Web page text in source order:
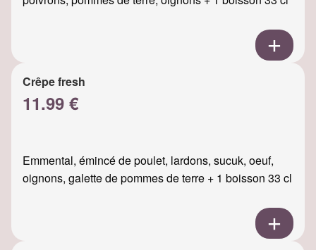
Crêpe fresh
11.99 €
Emmental, émincé de poulet, lardons, sucuk, oeuf,
oignons, galette de pommes de terre + 1 boisson 33 cl